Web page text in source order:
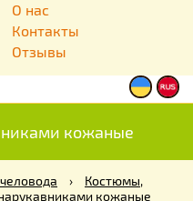
О нас
Контакты
Отзывы
кожаные
›
Костюмы,
кожаные